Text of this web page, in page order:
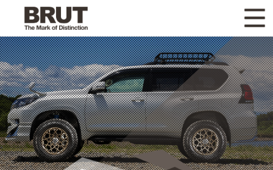
WHAT'S NEW ニュース
WHEEL LINEUP ホイールラインナップ
OTHER PRODUCT 関連製品
GALLERY ギャラリー